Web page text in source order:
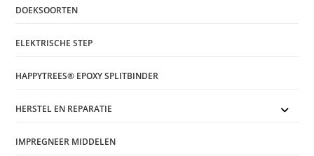
DOEKSOORTEN
ELEKTRISCHE STEP
HAPPYTREES® EPOXY SPLITBINDER
HERSTEL EN REPARATIE
IMPREGNEER MIDDELEN